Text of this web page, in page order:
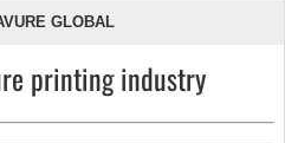
GLOBAL
printing industry